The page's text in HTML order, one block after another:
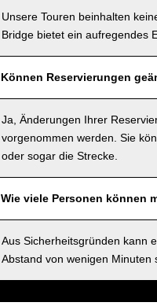
Unsere Touren beinhalten
Bridge bietet ein aufregendes
Können Reservierungen
Ja, Änderungen Ihrer
vorgenommen werden. Sie
oder sogar die Strecke.
Wie viele Personen können
Aus Sicherheitsgründen kann
Abstand von wenigen Minuten